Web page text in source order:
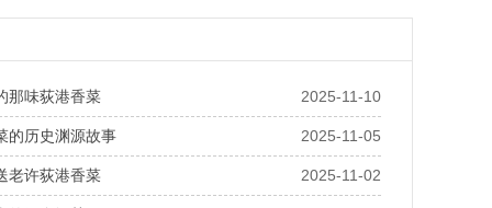
2025-11-10
那味荻港香菜
2025-11-05
的历史渊源故事
2025-11-02
老许荻港香菜